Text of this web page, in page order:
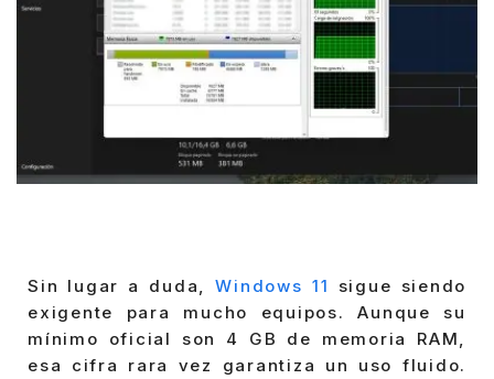
Sin lugar a duda,Windows 11
sigue siendo
exigente para mucho equipos. Aunque su
mínimo oficial son 4 GB de memoria RAM,
esa cifra rara vez garantiza un uso fluido.